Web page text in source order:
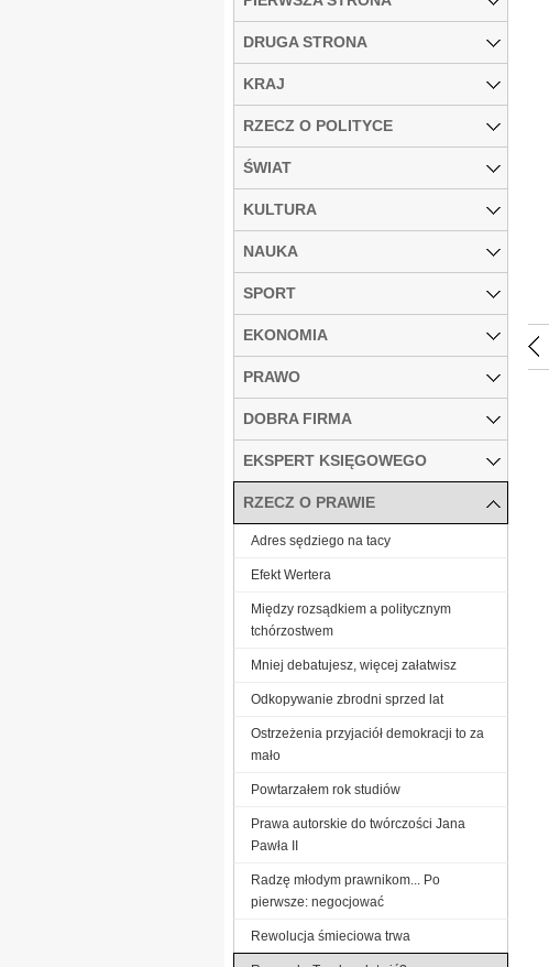
DRUGA STRONA
KRAJ
RZECZ O POLITYCE
ŚWIAT
KULTURA
NAUKA
SPORT
EKONOMIA
PRAWO
DOBRA FIRMA
EKSPERT KSIĘGOWEGO
RZECZ O PRAWIE
Adres sędziego na tacy
Efekt Wertera
Między rozsądkiem a politycznym
tchórzostwem
Mniej debatujesz, więcej załatwisz
Odkopywanie zbrodni sprzed lat
Ostrzeżenia przyjaciół demokracji to za
mało
Powtarzałem rok studiów
Prawa autorskie do twórczości Jana
Pawła II
Radzę młodym prawnikom... Po
pierwsze: negocjować
Rewolucja śmieciowa trwa